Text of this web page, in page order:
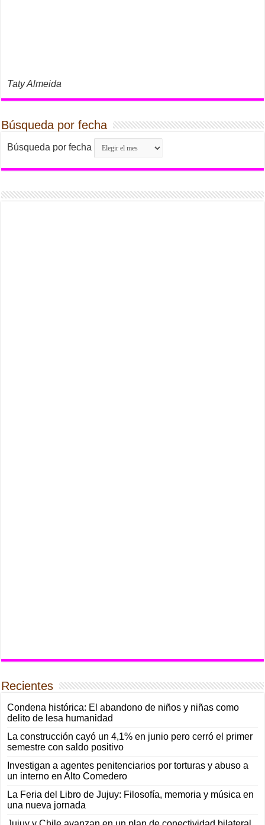
Taty Almeida
Búsqueda por fecha
Búsqueda por fecha
Recientes
Condena histórica: El abandono de niños y niñas como
delito de lesa humanidad
La construcción cayó un 4,1% en junio pero cerró el primer
semestre con saldo positivo
Investigan a agentes penitenciarios por torturas y abuso a
un interno en Alto Comedero
La Feria del Libro de Jujuy: Filosofía, memoria y música en
una nueva jornada